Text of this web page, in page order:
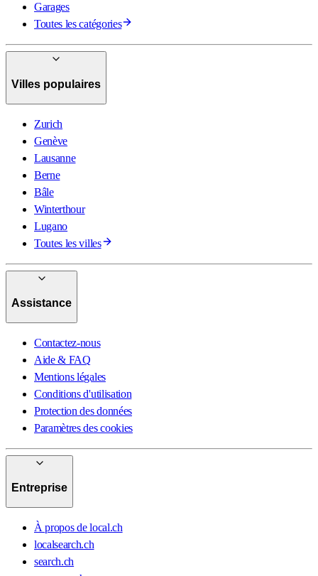
Garages
Toutes les catégories
Villes populaires
Zurich
Genève
Lausanne
Berne
Bâle
Winterthour
Lugano
Toutes les villes
Assistance
Contactez-nous
Aide & FAQ
Mentions légales
Conditions d'utilisation
Protection des données
Paramètres des cookies
Entreprise
À propos de local.ch
localsearch.ch
search.ch